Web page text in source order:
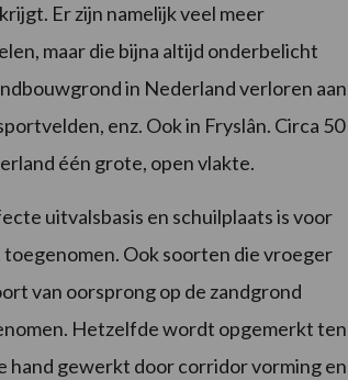
Er zijn namelijk veel meer
maar die bijna altijd onderbelicht
in Nederland verloren aan
enz. Ook in Fryslân. Circa 50
één grote, open vlakte.
uitvalsbasis en schuilplaats is voor
Ook soorten die vroeger
van oorsprong op de zandgrond
Hetzelfde wordt opgemerkt ten
hand gewerkt door corridor vorming en